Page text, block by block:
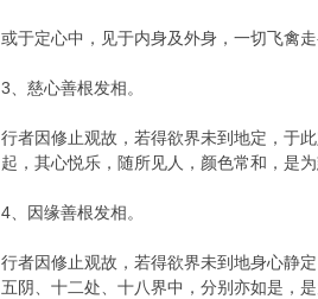
或于定心中，见于内身及外身，一切飞禽
3、慈心善根发相。
行者因修止观故，若得欲界未到地定，于
起，其心悦乐，随所见人，颜色常和，是
4、因缘善根发相。
行者因修止观故，若得欲界未到地身心静
五阴、十二处、十八界中，分别亦如是，是